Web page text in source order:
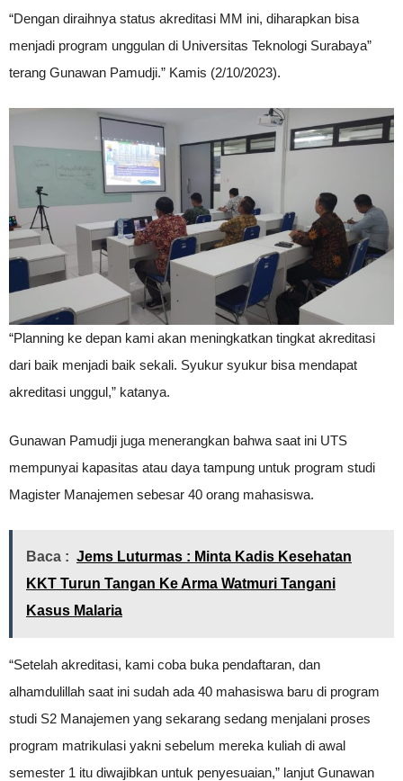
“Dengan diraihnya status akreditasi MM ini, diharapkan bisa
menjadi program unggulan di Universitas Teknologi Surabaya”
terang Gunawan Pamudji.” Kamis (2/10/2023).
“Planning ke depan kami akan meningkatkan tingkat akreditasi
dari baik menjadi baik sekali. Syukur syukur bisa mendapat
akreditasi unggul,” katanya.
Gunawan Pamudji juga menerangkan bahwa saat ini UTS
mempunyai kapasitas atau daya tampung untuk program studi
Magister Manajemen sebesar 40 orang mahasiswa.
Baca : Jems Luturmas : Minta Kadis Kesehatan
KKT Turun Tangan Ke Arma Watmuri Tangani
Kasus Malaria
“Setelah akreditasi, kami coba buka pendaftaran, dan
alhamdulillah saat ini sudah ada 40 mahasiswa baru di program
studi S2 Manajemen yang sekarang sedang menjalani proses
program matrikulasi yakni sebelum mereka kuliah di awal
semester 1 itu diwajibkan untuk penyesuaian,” lanjut Gunawan